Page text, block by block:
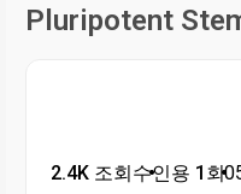
Pluripotent
2.4K 조회수•인용 1회•